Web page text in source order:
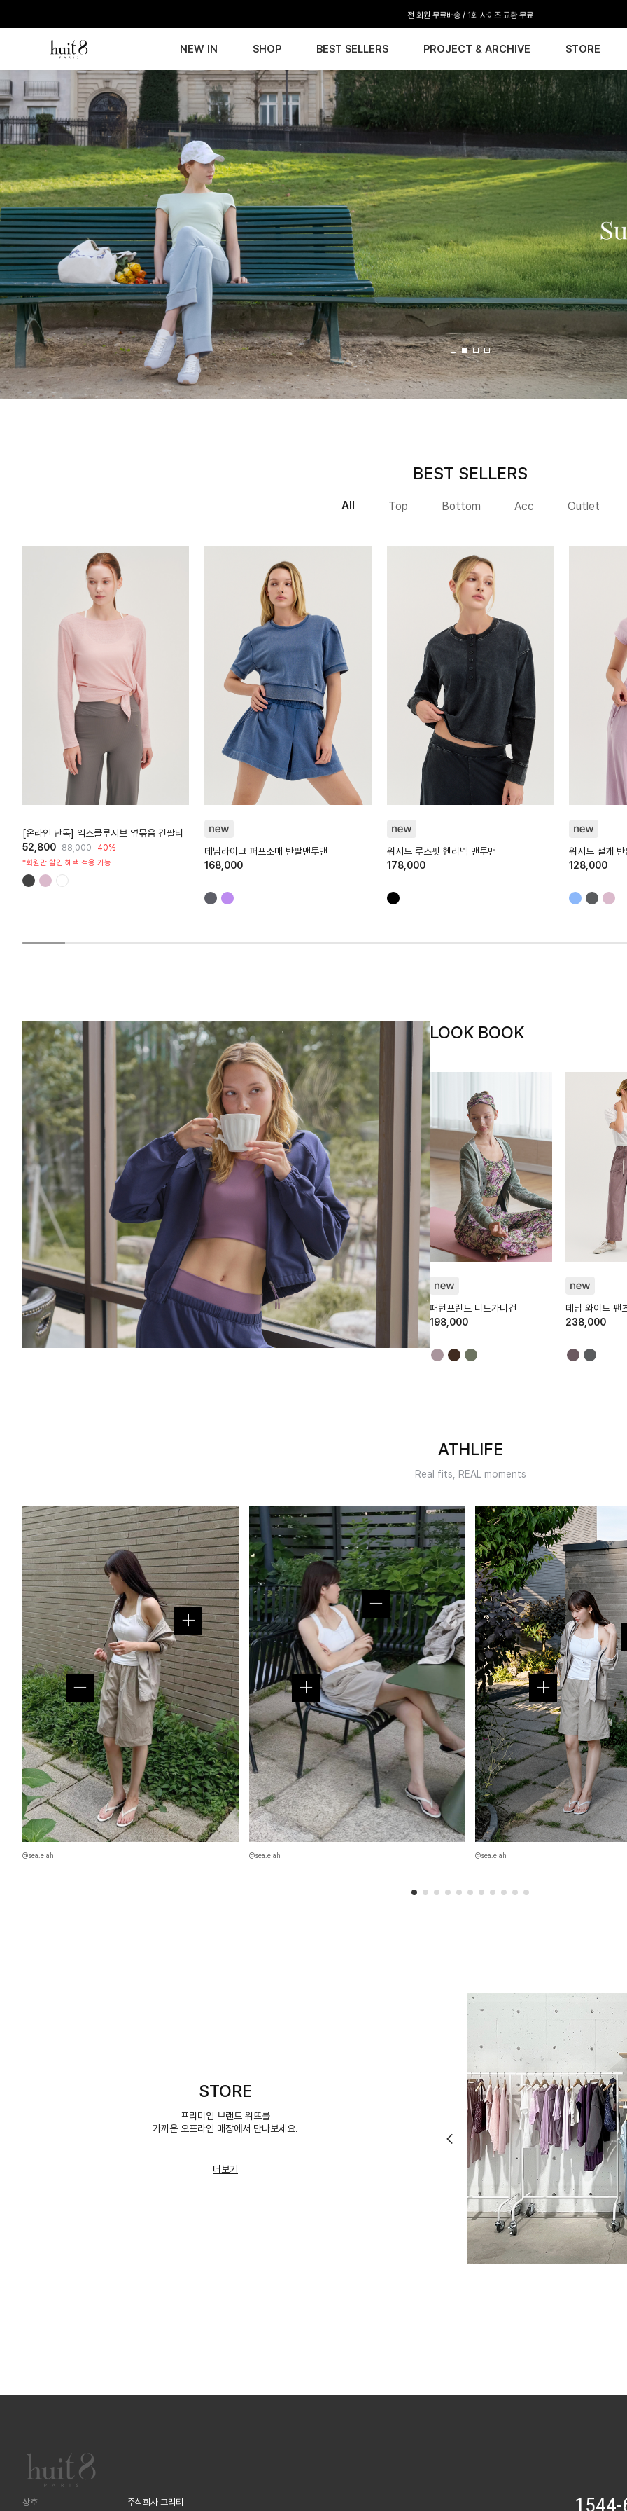
전 회원 무료배송 / 1회 사이즈 교환 무료
NEW IN SHOP BEST SELLERS PROJECT & ARCHIVE STORE
BEST SELLERS
All Top Bottom Acc Outlet
[온라인 단독] 익스클루시브 옆묶음 긴팔티
52,800 88,000 40%
*회원만 할인 혜택 적용 가능
데님라이크 퍼프소매 반팔맨투맨
168,000
워시드 루즈핏 헨리넥 맨투맨
178,000
워시드 절개 반
128,000
LOOK BOOK
HTWJP6K02T
테리 후드 점퍼
258,000
HTWPN6K06T
테리 볼륨팬츠
198,000
HTWTL6K01T
메쉬 뷔스티에 긴팔티
168,000
HTWCD6K01T
패턴프린트 니트가디건
198,000
데님 와이드 팬
238,000
ATHLIFE
Real fits, REAL moments
@sea.elah @sea.elah @sea.elah
STORE
프리미엄 브랜드 위뜨를
가까운 오프라인 매장에서 만나보세요.
더보기
상호 주식회사 그리티 1544-